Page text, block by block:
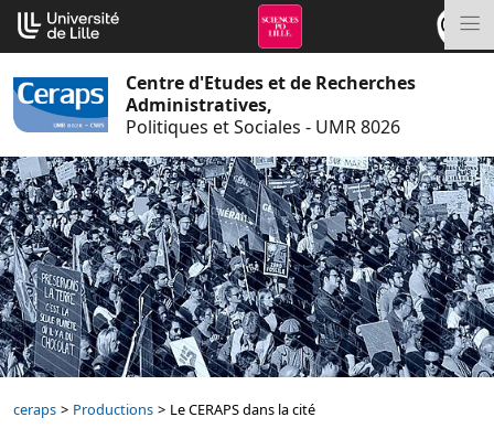
Aller
au
contenu
Centre d'Etudes et de Recherches
Administratives,
Politiques et Sociales - UMR 8026
ceraps > Productions > Le CERAPS dans la cité
Cookies management panel